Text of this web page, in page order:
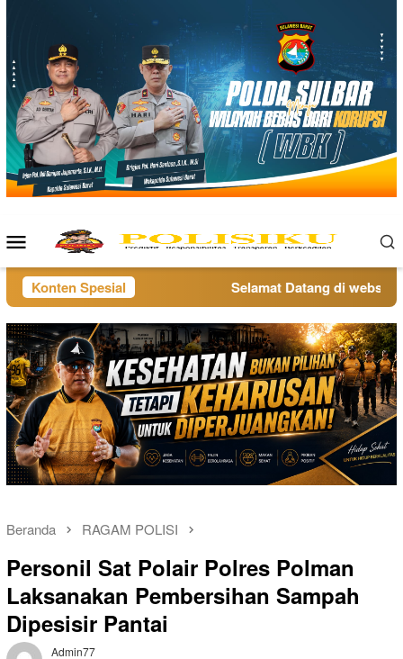
Menu
Mobile
Konten Spesial Selamat Datang di website
Beranda RAGAM POLISI
Personil Sat Polair Polres Polman
Laksanakan Pembersihan Sampah
Dipesisir Pantai
Admin77